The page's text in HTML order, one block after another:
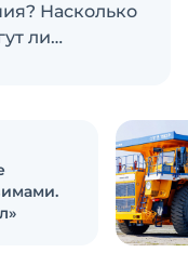
Насколько
ли
Ру»